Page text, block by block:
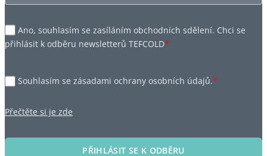
Ano, souhlasím se zasíláním obchodních sdělení. Chci se
přihlásit k odběru newsletterů TEFCOLD*
Souhlasím se zásadami ochrany osobních údajů.*
Přečtěte si je zde
PŘIHLÁSIT SE K ODBĚRU